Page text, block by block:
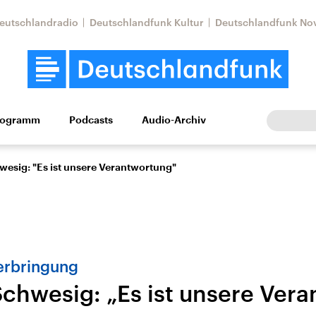
Deutschlandfunk Kultur Deutschlandfunk
Wissen Kultur Europa
Nahostkonflikt
Aktuelle Lage und
Iran
Podcasts Audio-Archiv
"Es ist unsere Verantwortung"
„Es ist unsere